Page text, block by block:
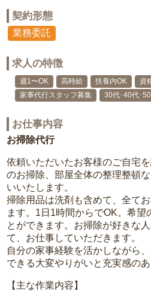
契約形態
業務委託
求人の特徴
週1〜OK 高時給 扶養内OK
資
家事代行スタッフ募集
30代･40代･
お仕事内容
お掃除代行
依頼いただいたお客様のご自宅
のお掃除、部屋全体の整理整頓
いいたします。
掃除用品は洗剤も含めて、全て
ます。1日1時間からでOK。希望
とができます。お掃除が好きな
て、お仕事していただきます。
自分の家事経験を活かしながら
できる大変やりがいと充実感のあ
【主な作業内容】